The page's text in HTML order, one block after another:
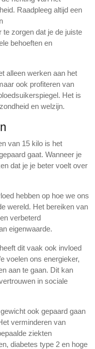
Raadpleeg altijd een
zorgen dat je de juiste
behoeften en
alleen werken aan het
ook profiteren van
Het is
en welzijn.
van 15 kilo is het
gaat. Wanneer je
dat je je beter voelt over
hebben op hoe we ons
wereld. Het bereiken van
verbeterd
eigenwaarde.
dit vaak ook invloed
voelen ons energieker,
aan te gaan. Dit kan
in sociale
ook gepaard gaan
verminderen van
ziekten
diabetes type 2 en hoge